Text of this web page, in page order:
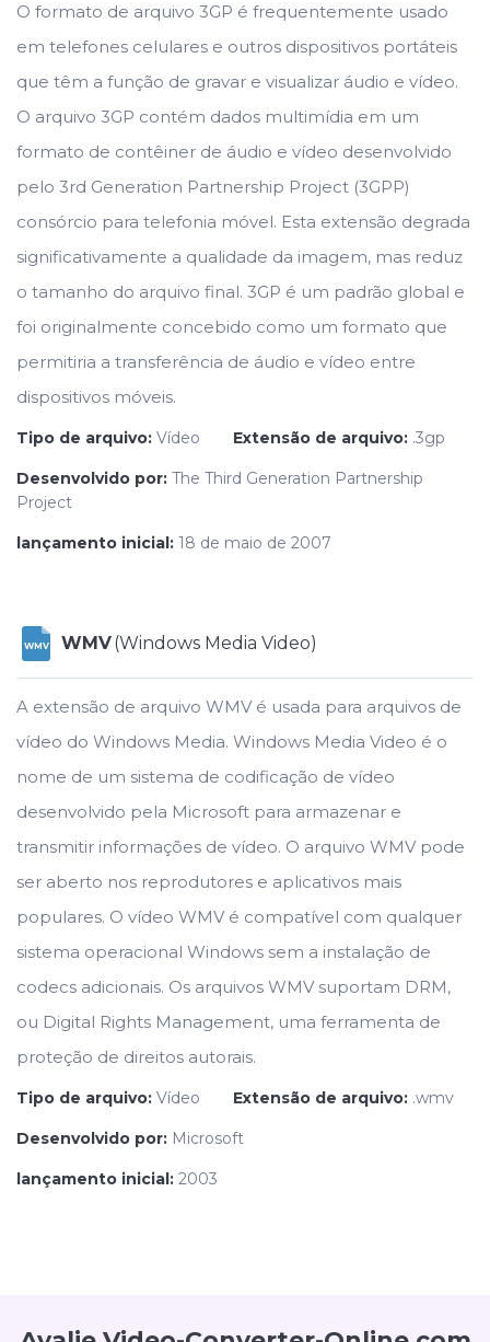
O formato de arquivo 3GP é frequentemente usado
em telefones celulares e outros dispositivos portáteis
que têm a função de gravar e visualizar áudio e vídeo.
O arquivo 3GP contém dados multimídia em um
formato de contêiner de áudio e vídeo desenvolvido
pelo 3rd Generation Partnership Project (3GPP)
consórcio para telefonia móvel. Esta extensão degrada
significativamente a qualidade da imagem, mas reduz
o tamanho do arquivo final. 3GP é um padrão global e
foi originalmente concebido como um formato que
permitiria a transferência de áudio e vídeo entre
dispositivos móveis.
Tipo de arquivo: Vídeo Extensão de arquivo: .3gp
Desenvolvido por: The Third Generation Partnership
Project
lançamento inicial: 18 de maio de 2007
WMV WMV(Windows Media Video)
A extensão de arquivo WMV é usada para arquivos de
vídeo do Windows Media. Windows Media Video é o
nome de um sistema de codificação de vídeo
desenvolvido pela Microsoft para armazenar e
transmitir informações de vídeo. O arquivo WMV pode
ser aberto nos reprodutores e aplicativos mais
populares. O vídeo WMV é compatível com qualquer
sistema operacional Windows sem a instalação de
codecs adicionais. Os arquivos WMV suportam DRM,
ou Digital Rights Management, uma ferramenta de
proteção de direitos autorais.
Tipo de arquivo: Vídeo Extensão de arquivo: .wmv
Desenvolvido por: Microsoft
lançamento inicial: 2003